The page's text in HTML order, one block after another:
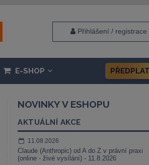
Přihlášení / registrace
E-SHOP
NOVINKY V ESHOPU
AKTUÁLNÍ AKCE
11.08.2026
Claude (Anthropic) od A do Z v právní praxi
(online - živé vysílání) - 11.8.2026